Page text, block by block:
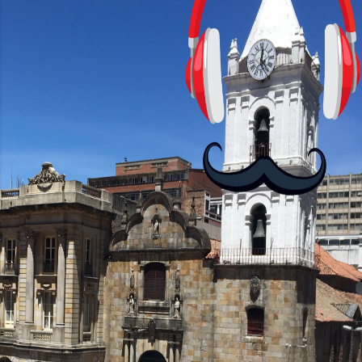
con personajes simpáticos y ayudas
visuales. ¿Será posible que una app que
antes nos enseñó francés, ahora nos
convierta en jugadores de ajedrez? Aún
no podrás jugar contra otros humanos
La aplicación Duolingo fue lanzada en
2012 y cuenta con más de 37 millones
de usuarios activos diarios. Desde 2022,
ha empeza...